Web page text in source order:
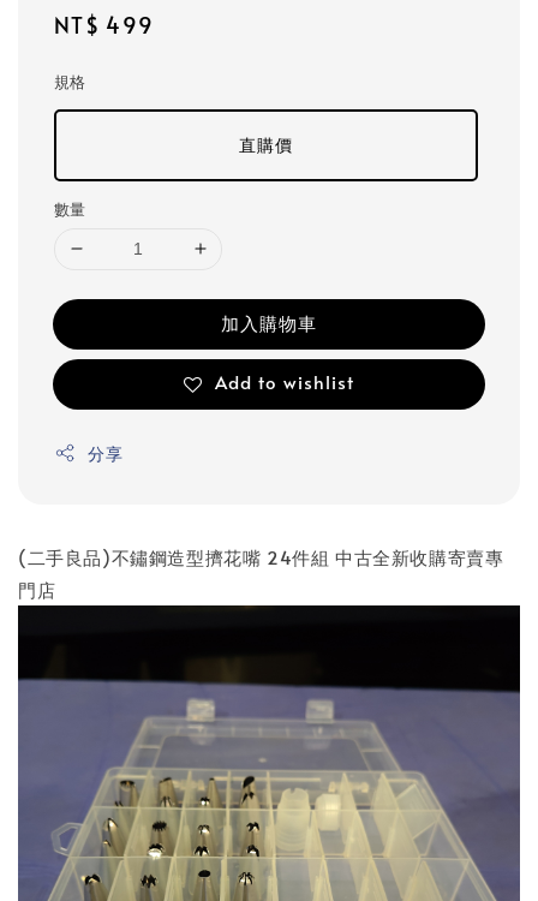
Regular
NT$ 499
規格
直購價
數量
加入購物車
Add to wishlist
分享
(二手良品)不鏽鋼造型擠花嘴 24件組 中古全新收購寄賣專
門店